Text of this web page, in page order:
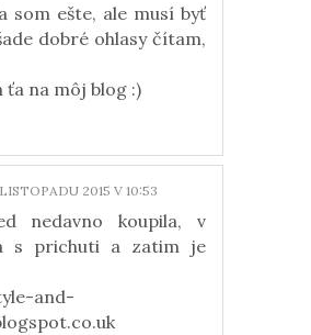
som ešte, ale musí byť
dobré ohlasy čítam,
ťa na môj blog :)
2015 V 10:53
nedavno koupila, v
s prichuti a zatim je
and-